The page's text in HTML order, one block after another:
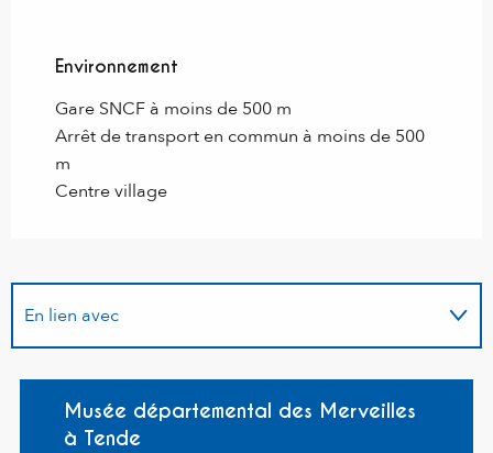
Environnement
Environnement
Gare SNCF à moins de 500 m
Arrêt de transport en commun à moins de 500
m
Centre village
En lien avec
Musée départemental des Merveilles
à Tende